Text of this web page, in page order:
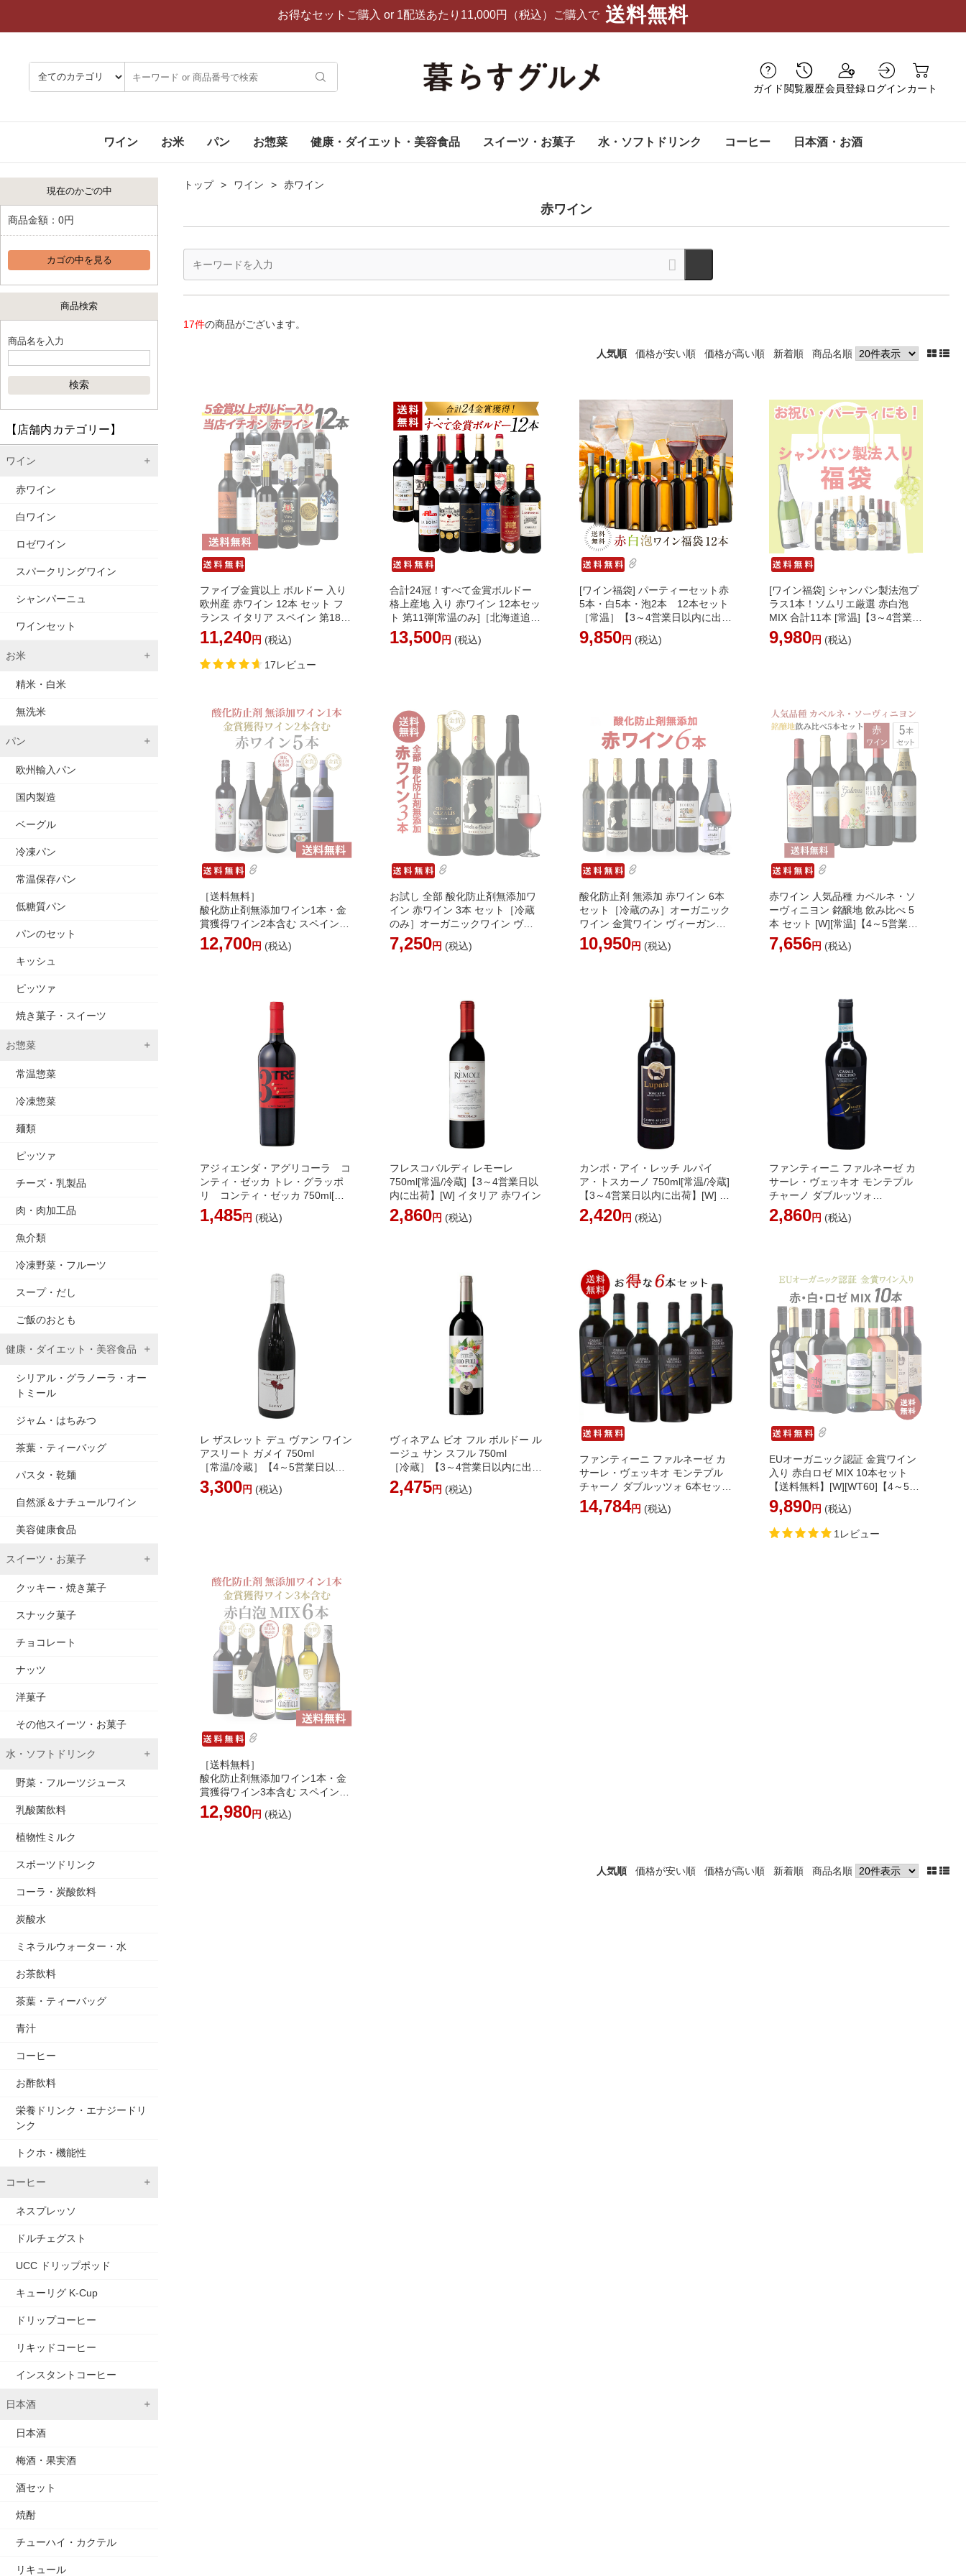
お得なセットご購入 or 1配送あたり11,000円（税込）ご購入で 送料無料
ガイド 閲覧履歴会員登録ログインカート
ワイン お米 パン お惣菜 健康・ダイエット・美容食品 スイーツ・お菓子 水・ソフトドリンク コーヒー 日本酒・お酒
現在のかごの中
商品金額： 0円
カゴの中を見る
商品検索
商品名を入力
【店舗内カテゴリー】
ワイン
赤ワイン
白ワイン
ロゼワイン
スパークリングワイン
シャンパーニュ
ワインセット
お米
精米・白米
無洗米
パン
欧州輸入パン
国内製造
ベーグル
冷凍パン
常温保存パン
低糖質パン
パンのセット
キッシュ
ピッツァ
焼き菓子・スイーツ
お惣菜
常温惣菜
冷凍惣菜
麺類
ピッツァ
チーズ・乳製品
肉・肉加工品
魚介類
冷凍野菜・フルーツ
スープ・だし
ご飯のおとも
健康・ダイエット・美容食品
シリアル・グラノーラ・オー
トミール
ジャム・はちみつ
茶葉・ティーバッグ
パスタ・乾麺
自然派＆ナチュールワイン
美容健康食品
スイーツ・お菓子
クッキー・焼き菓子
スナック菓子
チョコレート
ナッツ
洋菓子
その他スイーツ・お菓子
水・ソフトドリンク
野菜・フルーツジュース
乳酸菌飲料
植物性ミルク
スポーツドリンク
コーラ・炭酸飲料
炭酸水
ミネラルウォーター・水
お茶飲料
茶葉・ティーバッグ
青汁
コーヒー
お酢飲料
栄養ドリンク・エナジードリ
ンク
トクホ・機能性
コーヒー
ネスプレッソ
ドルチェグスト
UCC ドリップポッド
キューリグ K-Cup
ドリップコーヒー
リキッドコーヒー
インスタントコーヒー
日本酒
日本酒
梅酒・果実酒
酒セット
焼酎
チューハイ・カクテル
リキュール
トップ ワイン 赤ワイン
赤ワイン
17件の商品がございます。
人気順 価格が安い順 価格が高い順 新着順 商品名順
ファイブ金賞以上 ボルドー 入り
欧州産 赤ワイン 12本 セット フ
ランス イタリア スペイン 第18弾
「厳選赤ワイン12本セット」[3～
4営業日以内に出荷]［常温のみ]
［沖縄・離島は追加送料がかかり
ます］[WT516][W]
11,240円 (税込)
17レビュー
合計24冠！すべて金賞ボルドー
格上産地 入り 赤ワイン 12本セッ
ト 第11弾[常温のみ]［北海道追加
料金 沖縄不可］[WT515][W]
13,500円 (税込)
[ワイン福袋] パーティーセット赤
5本・白5本・泡2本 12本セット
［常温］【3～4営業日以内に出
荷】【送料無料】［沖縄・離島は
追加送料がかかります］[W]
9,850円 (税込)
[ワイン福袋] シャンパン製法泡プ
ラス1本！ソムリエ厳選 赤白泡
MIX 合計11本 [常温]【3～4営業日
以内に出荷】[W] [WT510] 【送料
無料】［沖縄・離島は追加送料が
9,980円 (税込)
［送料無料］
酸化防止剤無添加ワイン1本・金
賞獲得ワイン2本含む スペイン産
赤ワイン5本セット［常温］[W]
[WT24]【3～4営業日以内に出
12,700円 (税込)
お試し 全部 酸化防止剤無添加ワ
イン 赤ワイン 3本 セット［冷蔵
のみ］オーガニックワイン ヴィ
ーガンワイン 入り オーガニック
認証 ヴィーガン認証 亜硫酸無添
無料】 [W]［沖縄・離島は追加送
7,250円 (税込)
酸化防止剤 無添加 赤ワイン 6本
セット［冷蔵のみ］オーガニック
ワイン 金賞ワイン ヴィーガンワ
イン 入り SO２フリー 酸化防止
剤 無添加ワイン 亜硫酸無添加【4
10,950円 (税込)
赤ワイン 人気品種 カベルネ・ソ
ーヴィニヨン 銘醸地 飲み比べ 5
本 セット [W][常温]【4～5営業日
以内に出荷】【送料無料】［沖
縄・離島は追加送料がかかりま
7,656円 (税込)
アジィエンダ・アグリコーラ コ
ンティ・ゼッカ トレ・グラッポ
リ コンティ・ゼッカ 750ml[常
温/冷蔵]【3～4営業日以内に出
荷】[W] イタリア 赤ワイン
1,485円 (税込)
フレスコバルディ レモーレ
750ml[常温/冷蔵]【3～4営業日以
内に出荷】[W] イタリア 赤ワイン
2,860円 (税込)
カンポ・アイ・レッチ ルパイ
ア・トスカーノ 750ml[常温/冷蔵]
【3～4営業日以内に出荷】[W] イ
タリア 赤ワイン
2,420円 (税込)
ファンティーニ ファルネーゼ カ
サーレ・ヴェッキオ モンテプル
チャーノ ダブルッツォ
【3～4営業日以内に出荷】イタリ
ア 赤ワイン
2,860円 (税込)
レ ザスレット デュ ヴァン ワイン
アスリート ガメイ 750ml
［常温/冷蔵］【4～5営業日以内
に出荷】[W] フランス 赤ワイン
自然派ワイン オーガニックワイ
3,300円 (税込)
ヴィネアム ビオ フル ボルドー ル
ージュ サン スフル 750ml
［冷蔵］【3～4営業日以内に出
荷】[W] ボルドー 赤ワイン 酸化
防止剤 無添加ワイン
2,475円 (税込)
ファンティーニ ファルネーゼ カ
サーレ・ヴェッキオ モンテプル
チャーノ ダブルッツォ 6本セット
［常温］【3～4営業日以内に出
荷】[W] イタリア 赤ワイン まと
14,784円 (税込)
EUオーガニック認証 金賞ワイン
入り 赤白ロゼ MIX 10本セット
【送料無料】[W][WT60]【4～5営
業日以内に出荷】［沖縄・離島は
追加送料がかかります］
9,890円 (税込)
1レビュー
［送料無料］
酸化防止剤無添加ワイン1本・金
賞獲得ワイン3本含む スペイン産
赤白泡MIX6本セット［常温］[W]
[WT66]【4～5営業日以内に出
12,980円 (税込)
人気順 価格が安い順 価格が高い順 新着順 商品名順